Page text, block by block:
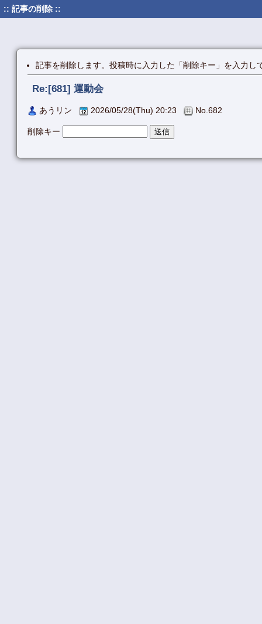
:: 記事の削除 ::
記事を削除します。投稿時に入力した「削除キー」を入力し
Re:[681] 運動会
あうリン 2026/05/28(Thu) 20:23 No.682
削除キー